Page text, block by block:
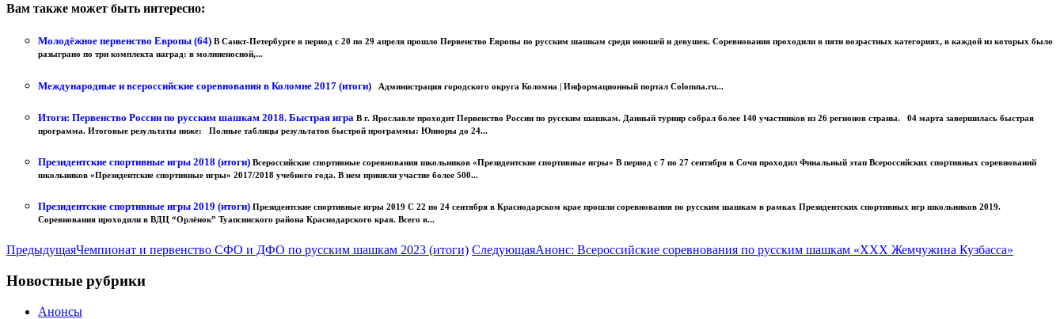
Вам также может быть интересно:
Молодёжное первенство Европы (64) В Санкт-Петербурге в период с 20 по 29 апреля прошло Первенство Европы по русским шашкам среди юношей и девушек. Соревнования проходили в пяти возрастных категориях, в каждой из которых было
разыграно по три комплекта наград: в молниеносной,...
Международные и всероссийские соревнования в Коломне 2017 (итоги) Администрация городского округа Коломна | Информационный портал Colomna.ru...
Итоги: Первенство России по русским шашкам 2018. Быстрая игра В г. Ярославле проходит Первенство России по русским шашкам. Данный турнир собрал более 140 участников из 26 регионов страны. 04 марта завершилась быстрая
программа. Итоговые результаты ниже: Полные таблицы результатов быстрой программы: Юниоры до 24...
Президентские спортивные игры 2018 (итоги) Всероссийские спортивные соревнования школьников «Президентские спортивные игры» В период с 7 по 27 сентября в Сочи проходил Финальный этап Всероссийских спортивных соревнований
школьников «Президентские спортивные игры» 2017/2018 учебного года. В нем приняли участие более 500...
Президентские спортивные игры 2019 (итоги) Президентские спортивные игры 2019 С 22 по 24 сентября в Краснодарском крае прошли соревнования по русским шашкам в рамках Президентских спортивных игр школьников 2019.
Соревнования проходили в ВДЦ “Орлёнок” Туапсинского района Краснодарского края. Всего в...
ПредыдущаяЧемпионат и первенство СФО и ДФО по русским шашкам 2023 (итоги) СледующаяАнонс: Всероссийские соревнования по русским шашкам «XXX Жемчужина Кузбасса»
Новостные рубрики
Анонсы